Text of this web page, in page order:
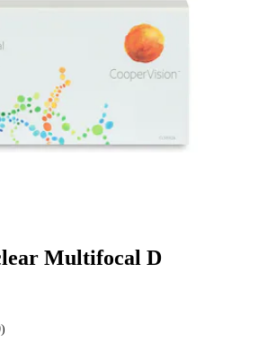
Multifocal D